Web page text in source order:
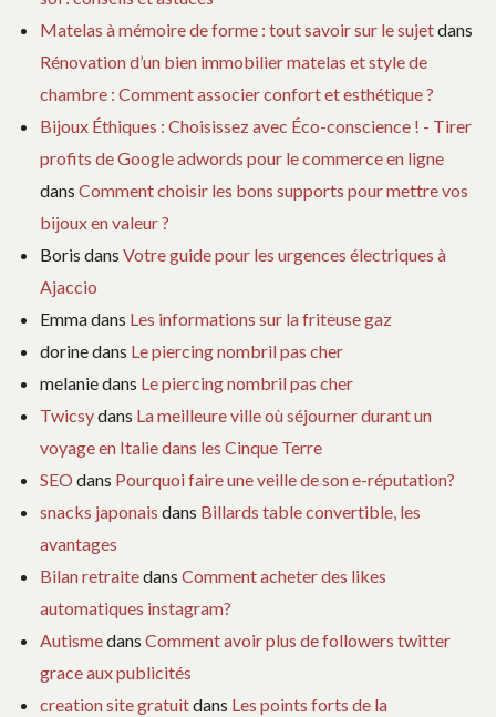
Matelas à mémoire de forme : tout savoir sur le sujetdans
Rénovation d’un bien immobilier matelas et style de
chambre : Comment associer confort et esthétique ?
Bijoux Éthiques : Choisissez avec Éco-conscience ! - Tirer
profits de Google adwords pour le commerce en ligne
dans Comment choisir les bons supports pour mettre vos
bijoux en valeur ?
Boris dans Votre guide pour les urgences électriques à
Ajaccio
Emmadans Les informations sur la friteuse gaz
dorinedans Le piercing nombril pas cher
melaniedans Le piercing nombril pas cher
Twicsydans La meilleure ville où séjourner durant un
voyage en Italie dans les Cinque Terre
SEO dans Pourquoi faire une veille de son e-réputation?
snacks japonais dans Billards table convertible, les
avantages
Bilan retraitedans Comment acheter des likes
automatiques instagram?
Autismedans Comment avoir plus de followers twitter
grace aux publicités
creation site gratuitdans Les points forts de la